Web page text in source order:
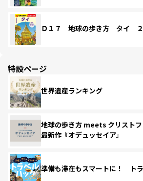
Ｄ１７ 地球の歩き方 タイ ２
特設ページ
世界遺産ランキング
地球の歩き方 meets クリスト
最新作『オデュッセイア』
準備も滞在もスマートに！ ト